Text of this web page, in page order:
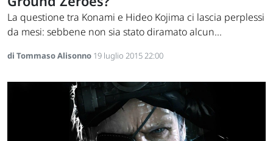
La questione tra Konami e Hideo Kojima ci lascia perplessi
da mesi: sebbene non sia stato diramato alcun...
di Tommaso Alisonno 19 luglio 2015 22:00